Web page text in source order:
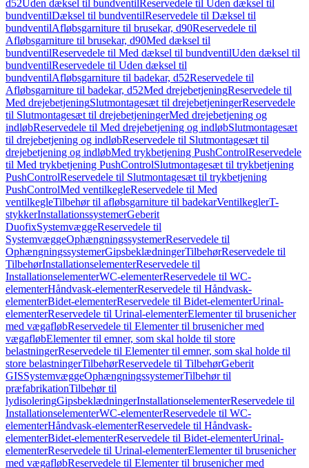
d52Uden dæksel til bundventilReservedele til Uden dæksel til
bundventilDæksel til bundventilReservedele til Dæksel til
bundventilAfløbsgarniture til brusekar, d90Reservedele til
Afløbsgarniture til brusekar, d90Med dæksel til
bundventilReservedele til Med dæksel til bundventilUden dæksel til
bundventilReservedele til Uden dæksel til
bundventilAfløbsgarniture til badekar, d52Reservedele til
Afløbsgarniture til badekar, d52Med drejebetjeningReservedele til
Med drejebetjeningSlutmontagesæt til drejebetjeningerReservedele
til Slutmontagesæt til drejebetjeningerMed drejebetjening og
indløbReservedele til Med drejebetjening og indløbSlutmontagesæt
til drejebetjening og indløbReservedele til Slutmontagesæt til
drejebetjening og indløbMed trykbetjening PushControlReservedele
til Med trykbetjening PushControlSlutmontagesæt til trykbetjening
PushControlReservedele til Slutmontagesæt til trykbetjening
PushControlMed ventilkegleReservedele til Med
ventilkegleTilbehør til afløbsgarniture til badekarVentilkeglerT-
stykkerInstallationssystemerGeberit
DuofixSystemvæggeReservedele til
SystemvæggeOphængningssystemerReservedele til
OphængningssystemerGipsbeklædningerTilbehørReservedele til
TilbehørInstallationselementerReservedele til
InstallationselementerWC-elementerReservedele til WC-
elementerHåndvask-elementerReservedele til Håndvask-
elementerBidet-elementerReservedele til Bidet-elementerUrinal-
elementerReservedele til Urinal-elementerElementer til brusenicher
med vægafløbReservedele til Elementer til brusenicher med
vægafløbElementer til emner, som skal holde til store
belastningerReservedele til Elementer til emner, som skal holde til
store belastningerTilbehørReservedele til TilbehørGeberit
GISSystemvæggeOphængningssystemerTilbehør til
præfabrikationTilbehør til
lydisoleringGipsbeklædningerInstallationselementerReservedele til
InstallationselementerWC-elementerReservedele til WC-
elementerHåndvask-elementerReservedele til Håndvask-
elementerBidet-elementerReservedele til Bidet-elementerUrinal-
elementerReservedele til Urinal-elementerElementer til brusenicher
med vægafløbReservedele til Elementer til brusenicher med